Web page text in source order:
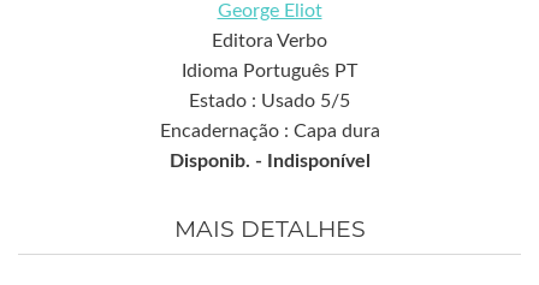
George Eliot
Editora Verbo
Idioma Português PT
Estado : Usado 5/5
Encadernação : Capa dura
Disponib. -
Indisponível
MAIS DETALHES